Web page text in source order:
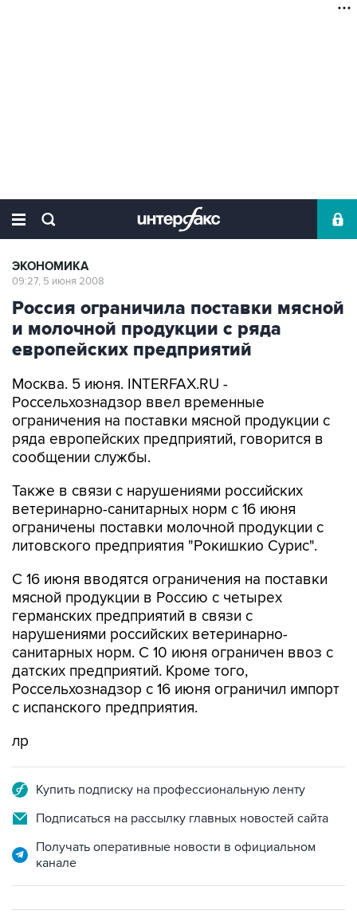
ЭКОНОМИКА
09:27, 5 июня 2008
Россия ограничила поставки мясной
и молочной продукции с ряда
европейских предприятий
Москва. 5 июня. INTERFAX.RU -
Россельхознадзор ввел временные
ограничения на поставки мясной продукции с
ряда европейских предприятий, говорится в
сообщении службы.
Также в связи с нарушениями российских
ветеринарно-санитарных норм с 16 июня
ограничены поставки молочной продукции с
литовского предприятия "Рокишкио Сурис".
С 16 июня вводятся ограничения на поставки
мясной продукции в Россию с четырех
германских предприятий в связи с
нарушениями российских ветеринарно-
санитарных норм. С 10 июня ограничен ввоз с
датских предприятий. Кроме того,
Россельхознадзор с 16 июня ограничил импорт
с испанского предприятия.
лр
Купить подписку на профессиональную ленту
Подписаться на рассылку главных новостей сайта
Получать оперативные новости в официальном
канале